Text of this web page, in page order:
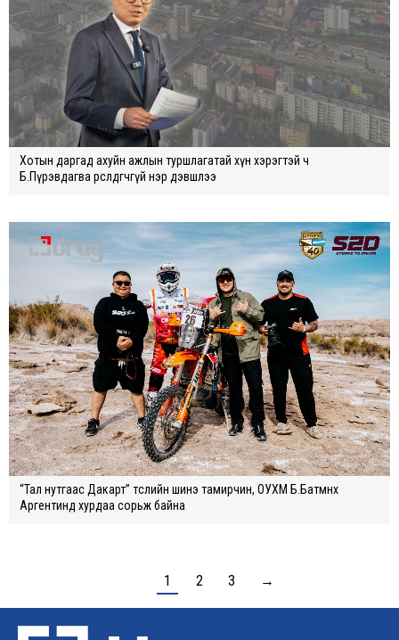
Хотын даргад ахуйн ажлын туршлагатай хүн хэрэгтэй ч
Б.Пүрэвдагва өрсөлдөгчгүй нэр дэвшлээ
“Тал нутгаас Дакарт” төслийн шинэ тамирчин, ОУХМ Б.Батмөнх
Аргентинд хурдаа сорьж байна
1 2 3 →